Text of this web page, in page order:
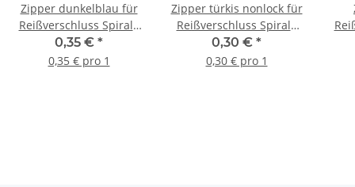
Zipper dunkelblau für
Reißverschluss Spirale
5mm nonlock
0,35 € *
0,35 € pro 1
Zipper türkis nonlock für
Reißverschluss Spirale
3mm
0,30 € *
0,30 € pro 1